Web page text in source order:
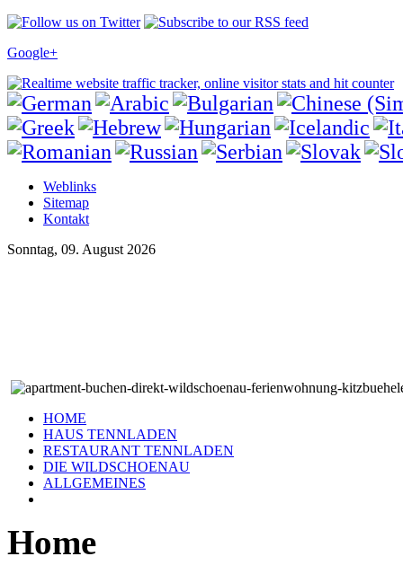
Google+
Weblinks
Sitemap
Kontakt
Sonntag, 09. August 2026
HOME
HAUS TENNLADEN
RESTAURANT TENNLADEN
DIE WILDSCHOENAU
ALLGEMEINES
Home